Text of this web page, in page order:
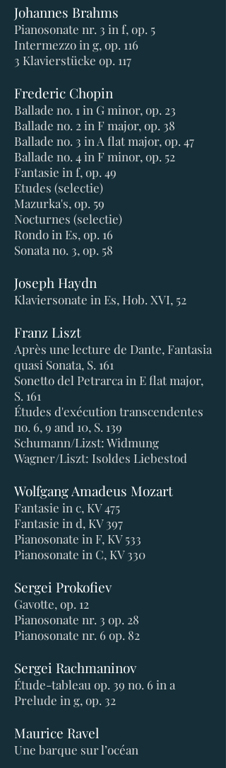
Johannes Brahms
Pianosonate nr. 3 in f, op. 5
Intermezzo in g, op. 116
3 Klavierstücke op. 117
Frederic Chopin
Ballade no. 1 in G minor, op. 23
Ballade no. 2 in F major, op. 38
Ballade no. 3 in A flat major, op. 47
Ballade no. 4 in F minor, op. 52
Fantasie in f, op. 49
Etudes (selectie)
Mazurka's, op. 59
Nocturnes (selectie)
Rondo in Es, op. 16
Sonata no. 3, op. 58
Joseph Haydn
Klaviersonate in Es, Hob. XVI, 52
Franz Liszt
Après une lecture de Dante, Fantasia
quasi Sonata, S. 161
Sonetto del Petrarca in E flat major,
S. 161
Études d'exécution transcendentes
no. 6, 9 and 10, S. 139
Schumann/Lizst: Widmung
Wagner/Liszt: Isoldes Liebestod
Wolfgang Amadeus Mozart
Fantasie in c, KV 475
Fantasie in d, KV 397
Pianosonate in F, KV 533
Pianosonate in C, KV 330
Sergei Prokofiev
Gavotte, op. 12
Pianosonate nr. 3 op. 28
Pianosonate nr. 6 op. 82
Sergei Rachmaninov
Étude-tableau op. 39 no. 6 in a
Prelude in g, op. 32
Maurice Ravel
Une barque sur l’océan